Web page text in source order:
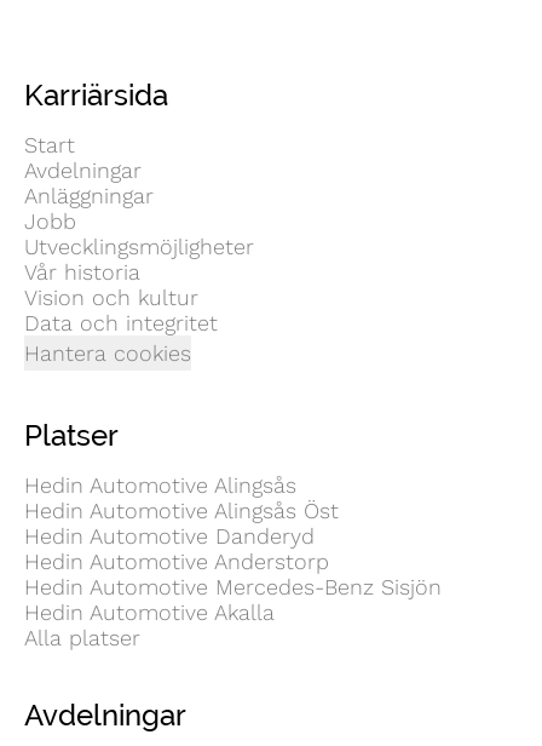
Karriärsida
Start
Avdelningar
Anläggningar
Jobb
Utvecklingsmöjligheter
Vår historia
Vision och kultur
Data och integritet
Hantera cookies
Platser
Hedin Automotive Alingsås
Hedin Automotive Alingsås Öst
Hedin Automotive Danderyd
Hedin Automotive Anderstorp
Hedin Automotive Mercedes-Benz Sisjön
Hedin Automotive Akalla
Alla platser
Avdelningar